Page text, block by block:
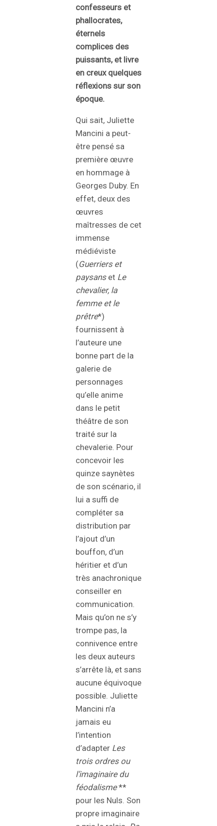
confesseurs et
phallocrates,
éternels
complices des
puissants, et livre
en creux quelques
réflexions sur son
époque.
Qui sait, Juliette
Mancini a peut-
être pensé sa
première œuvre
en hommage à
Georges Duby. En
effet, deux des
œuvres
maîtresses de cet
immense
médiéviste
(Guerriers et
paysanset Le
chevalier, la
femme et le
prêtre*)
fournissent à
l’auteure une
bonne part de la
galerie de
personnages
qu’elle anime
dans le petit
théâtre de son
traité sur la
chevalerie. Pour
concevoir les
quinze saynètes
de son scénario, il
lui a suffi de
compléter sa
distribution par
l’ajout d’un
bouffon, d’un
héritier et d’un
très anachronique
conseiller en
communication.
Mais qu’on ne s’y
trompe pas, la
connivence entre
les deux auteurs
s’arrête là, et sans
aucune équivoque
possible. Juliette
Mancini n’a
jamais eu
l’intention
d’adapter Les
trois ordres ou
l’imaginaire du
féodalisme**
pour les Nuls. Son
propre imaginaire